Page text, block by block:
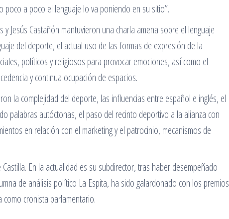
poco a poco el lenguaje lo va poniendo en su sitio”.
Jesús Castañón mantuvieron una charla amena sobre el lenguaje
del deporte, el actual uso de las formas de expresión de la
políticos y religiosos para provocar emociones, así como el
y continua ocupación de espacios.
la complejidad del deporte, las influencias entre español e inglés, el
palabras autóctonas, el paso del recinto deportivo a la alianza con
en relación con el marketing y el patrocinio, mecanismos de
En la actualidad es su subdirector, tras haber desempeñado
de análisis político La Espita, ha sido galardonado con los premios
como cronista parlamentario.